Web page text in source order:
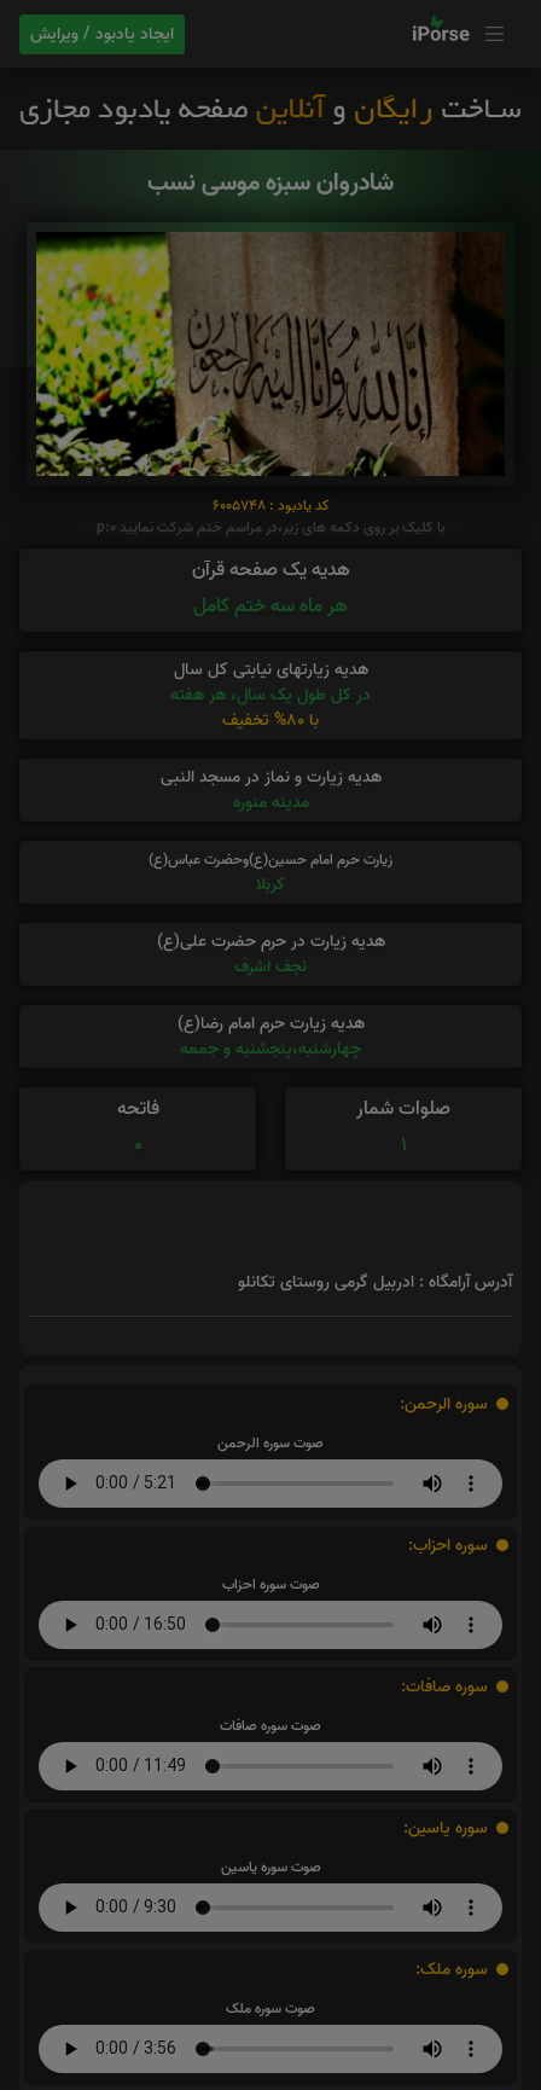
ایجاد یادبود / ویرایش
شادروان سبزه موسی نسب
کد یادبود : 6005748
با کلیک بر روی دکمه های زیر،در مراسم ختم شرکت نمایید p:0
هدیه یک صفحه قرآن
هر ماه سه ختم کامل
هدیه زیارتهای نیابتی کل سال
در کل طول یک سال، هر هفته
با 80% تخفیف
هدیه زیارت و نماز در مسجد النبی
مدینه منوره
زیارت حرم امام حسین(ع)وحضرت عباس(ع)
کربلا
هدیه زیارت در حرم حضرت علی(ع)
نجف اشرف
هدیه زیارت حرم امام رضا(ع)
چهارشنبه،پنجشنبه و جمعه
صلوات شمار
1
فاتحه
0
آدرس آرامگاه : ادربیل گرمی روستای تکانلو
سوره الرحمن:
صوت سوره الرحمن
سوره احزاب:
صوت سوره احزاب
سوره صافات:
صوت سوره صافات
سوره یاسین:
صوت سوره یاسین
سوره ملک:
صوت سوره ملک